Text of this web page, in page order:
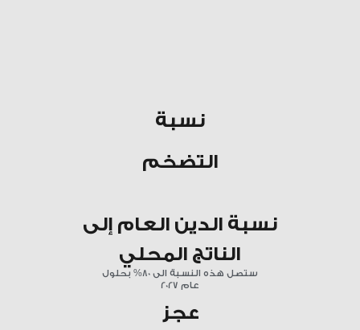
نسبة
التضخم
نسبة الدين العام إلى
الناتج المحلي
ستصل هذه النسبة الى 80% بحلول
عام 2027
عجز